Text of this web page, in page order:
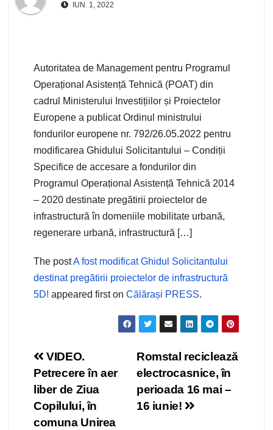
IUN. 1, 2022
Autoritatea de Management pentru Programul
Operațional Asistență Tehnică (POAT) din
cadrul Ministerului Investițiilor și Proiectelor
Europene a publicat Ordinul ministrului
fondurilor europene nr. 792/26.05.2022 pentru
modificarea Ghidului Solicitantului – Condiții
Specifice de accesare a fondurilor din
Programul Operațional Asistență Tehnică 2014
– 2020 destinate pregătirii proiectelor de
infrastructură în domeniile mobilitate urbană,
regenerare urbană, infrastructură […]
The postA fost modificat Ghidul Solicitantului
destinat pregătirii proiectelor de infrastructură
5D! appeared first on Călărași PRESS.
Navigare
în
articole
Romstal reciclează
electrocasnice, în
perioada 16 mai –
16 iunie!
VIDEO.
Petrecere în aer
liber de Ziua
Copilului, în
comuna Unirea